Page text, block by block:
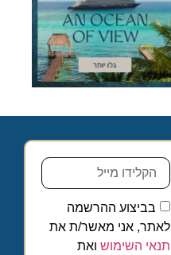
בביצוע ההרשמה
לאתר, אני מאשר/ת את
תנאי השימוש ואת